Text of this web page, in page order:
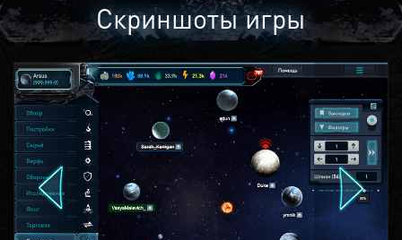
Скриншоты игры